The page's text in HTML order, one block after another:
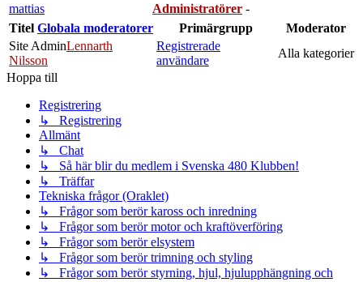
mattias
Administratörer -
Titel Globala moderatorer Primärgrupp
Moderator
Site AdminLennarth
Nilsson
Registrerade
användare
Alla kategorier
Hoppa till
Registrering
↳ Registrering
Allmänt
↳ Chat
↳ Så här blir du medlem i Svenska 480 Klubben!
↳ Träffar
Tekniska frågor (Oraklet)
↳ Frågor som berör kaross och inredning
↳ Frågor som berör motor och kraftöverföring
↳ Frågor som berör elsystem
↳ Frågor som berör trimning och styling
↳ Frågor som berör styrning, hjul, hjulupphängning och